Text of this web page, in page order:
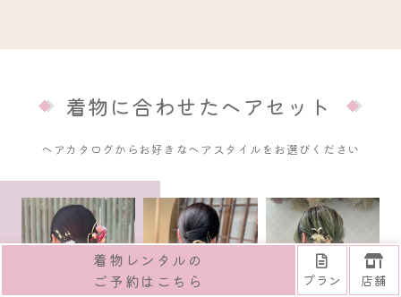
着物に合わせたヘアセット
ヘアカタログからお好きなヘアスタイルをお選びください
着物レンタルの
ご予約はこちら
プラン 店舗